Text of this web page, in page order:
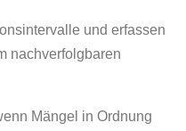
und erfassen
nachverfolgbaren
Mängel in Ordnung